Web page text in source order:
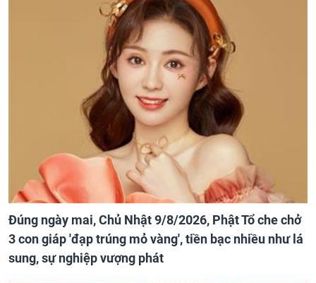
Đúng ngày mai, Chủ Nhật 9/8/2026, Phật Tổ che chở
3 con giáp 'đạp trúng mỏ vàng', tiền bạc nhiều như lá
sung, sự nghiệp vượng phát